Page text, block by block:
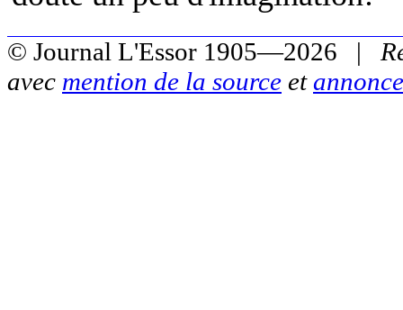
© Journal L'Essor 1905—2026 |
avec mention de la source et